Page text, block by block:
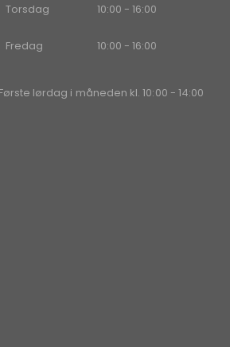
Torsdag 10:00 - 16:00
Fredag 10:00 - 16:00
Første lørdag i måneden kl. 10:00 - 14:00